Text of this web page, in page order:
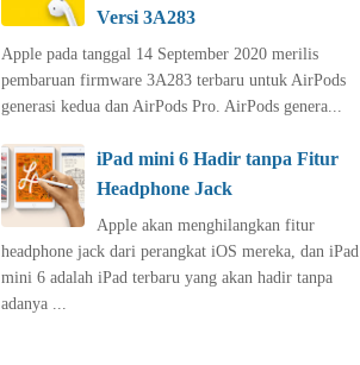
Versi 3A283
Apple pada tanggal 14 September 2020 merilis
pembaruan firmware 3A283 terbaru untuk AirPods
generasi kedua dan AirPods Pro. ‌AirPods‌ genera...
iPad mini 6 Hadir tanpa Fitur
Headphone Jack
Apple akan menghilangkan fitur
headphone jack dari perangkat iOS mereka, dan iPad
mini 6 adalah iPad terbaru yang akan hadir tanpa
adanya ...